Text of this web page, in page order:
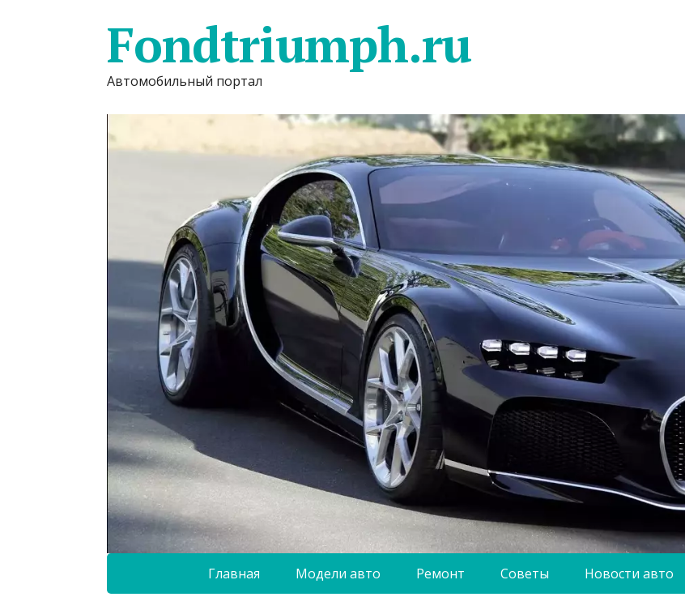
Fondtriumph.ru
Автомобильный портал
Главная Модели авто Ремонт Советы Новости авто